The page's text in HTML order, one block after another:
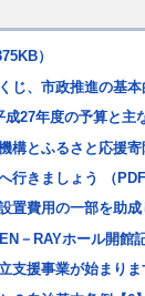
）
、市政推進の基本
27年度の予算と主
とふるさと応援寄
きましょう （PDF
費用の一部を助成
－RAYホール開館
援事業が始まりま